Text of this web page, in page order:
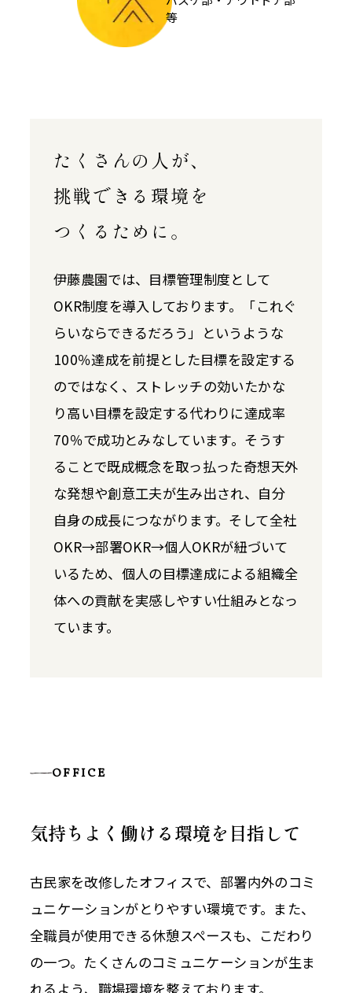
等
たくさんの人が、
挑戦できる環境を
つくるために。
伊藤農園では、目標管理制度として
OKR制度を導入しております。「これぐ
らいならできるだろう」というような
100％達成を前提とした目標を設定する
のではなく、ストレッチの効いたかな
り高い目標を設定する代わりに達成率
70％で成功とみなしています。そうす
ることで既成概念を取っ払った奇想天外
な発想や創意工夫が生み出され、自分
自身の成長につながります。そして全社
OKR→部署OKR→個人OKRが紐づいて
いるため、個人の目標達成による組織全
体への貢献を実感しやすい仕組みとなっ
ています。
OFFICE
気持ちよく働ける環境を目指して
古民家を改修したオフィスで、部署内外のコミ
ュニケーションがとりやすい環境です。また、
全職員が使用できる休憩スペースも、こだわり
の一つ。たくさんのコミュニケーションが生ま
れるよう、職場環境を整えております。